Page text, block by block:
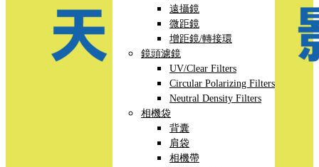
遠攝鏡
微距鏡
增距鏡/轉接環
鏡頭濾鏡
UV/Clear Filters
Circular Polarizing Filters
Neutral Density Filters
相機袋
背囊
肩袋
相機帶